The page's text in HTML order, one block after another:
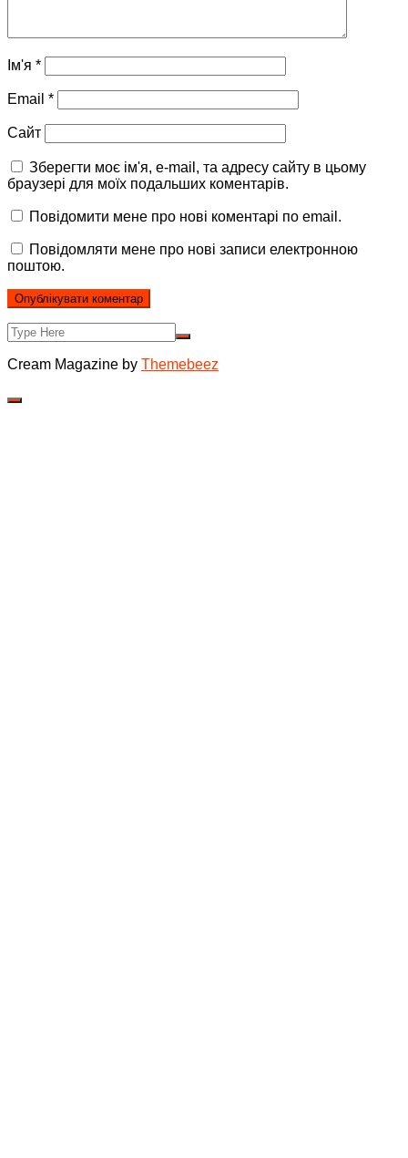
Ім'я *
Email *
Сайт
Зберегти моє ім'я, e-mail, та адресу сайту в цьому
браузері для моїх подальших коментарів.
Повідомити мене про нові коментарі по email.
Повідомляти мене про нові записи електронною
поштою.
Cream Magazine by Themebeez